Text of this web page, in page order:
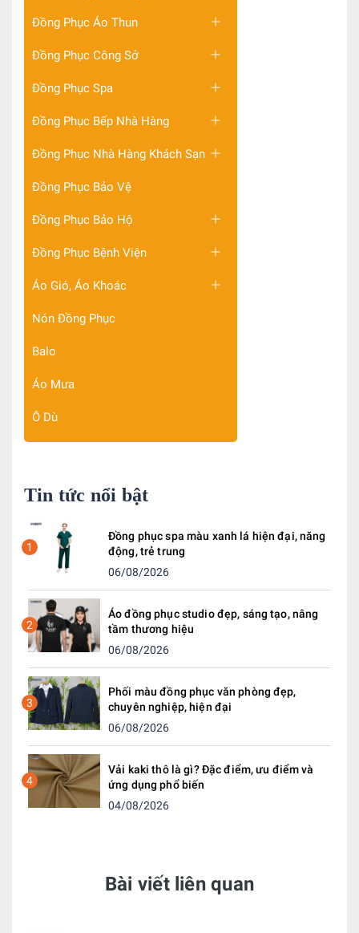
Đồng Phục Áo Thun
Đồng Phục Công Sở
Đồng Phục Spa
Đồng Phục Bếp Nhà Hàng
Đồng Phục Nhà Hàng Khách Sạn
Đồng Phục Bảo Vệ
Đồng Phục Bảo Hộ
Đồng Phục Bệnh Viện
Áo Gió, Áo Khoác
Nón Đồng Phục
Balo
Áo Mưa
Ô Dù
Tin tức nổi bật
1
Đồng phục spa màu xanh lá hiện đại, năng
động, trẻ trung
06/08/2026
2
Áo đồng phục studio đẹp, sáng tạo, nâng
tầm thương hiệu
06/08/2026
3
Phối màu đồng phục văn phòng đẹp,
chuyên nghiệp, hiện đại
06/08/2026
4
Vải kaki thô là gì? Đặc điểm, ưu điểm và
ứng dụng phổ biến
04/08/2026
Bài viết liên quan